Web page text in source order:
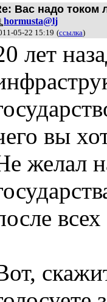
Вас надо током
hormusta@lj
05-22 15:19 (ссылка)
лет
вы
желал